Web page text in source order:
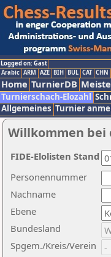
Logged on: Gast
Arabic ARM AZE BIH BUL CAT CHN
Home TurnierDB
Turnierschach-Elozahl
Allgemeines Turnier
Willkommen bei
Nachname
Ebene
Personennummer
Bundesland
Spgem./Kreis/Verein
FIDE-Elolisten Stand